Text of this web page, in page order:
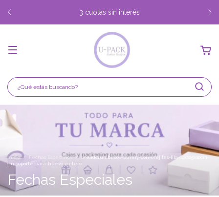
3 cuotas sin interés
Inicio / Fechas Especiales /
breadcrumbs.box-bunny-con-orejitas-lila-10x105x10cm-
sin-soporte-para-huevo-entero
Fechas Especiales